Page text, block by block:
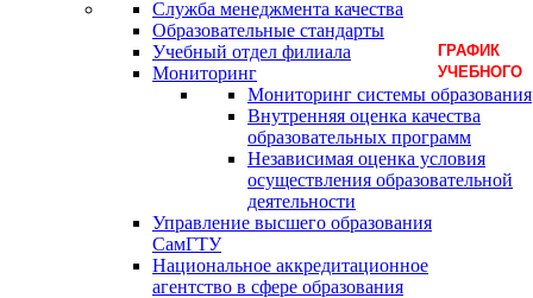
Служба менеджмента качества
Образовательные стандарты
Учебный отдел филиала
Мониторинг
Мониторинг системы образования
Внутренняя оценка качества
образовательных программ
Независимая оценка условия
осуществления образовательной
деятельности
Управление высшего образования
СамГТУ
Национальное аккредитационное
агентство в сфере образования
ГРАФИК
УЧЕБНОГО